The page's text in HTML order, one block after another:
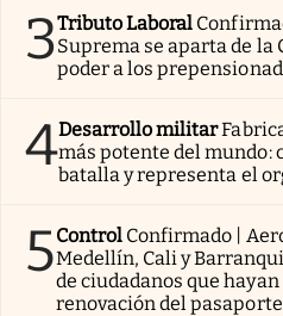
3Tributo Laboral
Suprema se aparta de la
poder a los
4Desarrollo militar
más potente del mundo:
batalla y representa el
5Control Confirmado |
Medellín, Cali y
de ciudadanos que
renovación del pasaporte